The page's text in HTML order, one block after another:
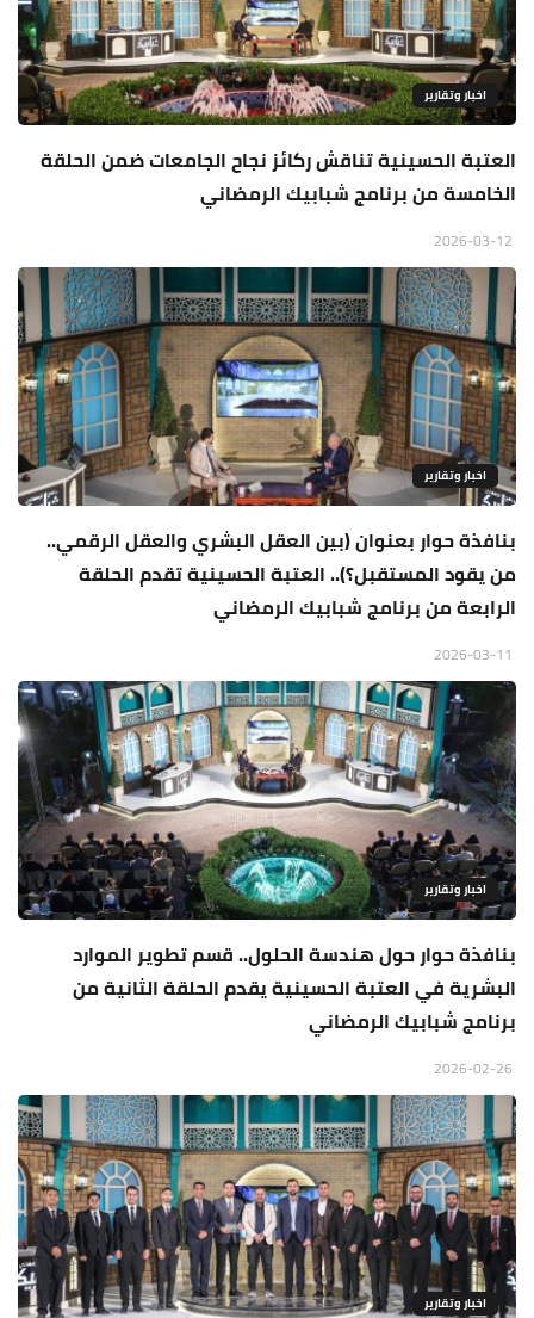
اخبار وتقارير
العتبة الحسينية تناقش ركائز نجاح الجامعات ضمن الحلقة
الخامسة من برنامج شبابيك الرمضاني
اخبار وتقارير
بنافذة حوار بعنوان (بين العقل البشري والعقل الرقمي..
من يقود المستقبل؟).. العتبة الحسينية تقدم الحلقة
الرابعة من برنامج شبابيك الرمضاني
اخبار وتقارير
بنافذة حوار حول هندسة الحلول.. قسم تطوير الموارد
البشرية في العتبة الحسينية يقدم الحلقة الثانية من
برنامج شبابيك الرمضاني
اخبار وتقارير